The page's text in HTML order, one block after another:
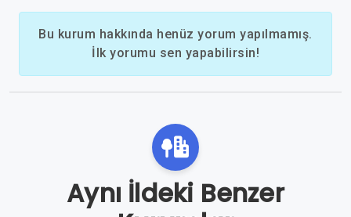
Bu kurum hakkında henüz yorum yapılmamış.
İlk yorumu sen yapabilirsin!
Aynı İldeki Benzer